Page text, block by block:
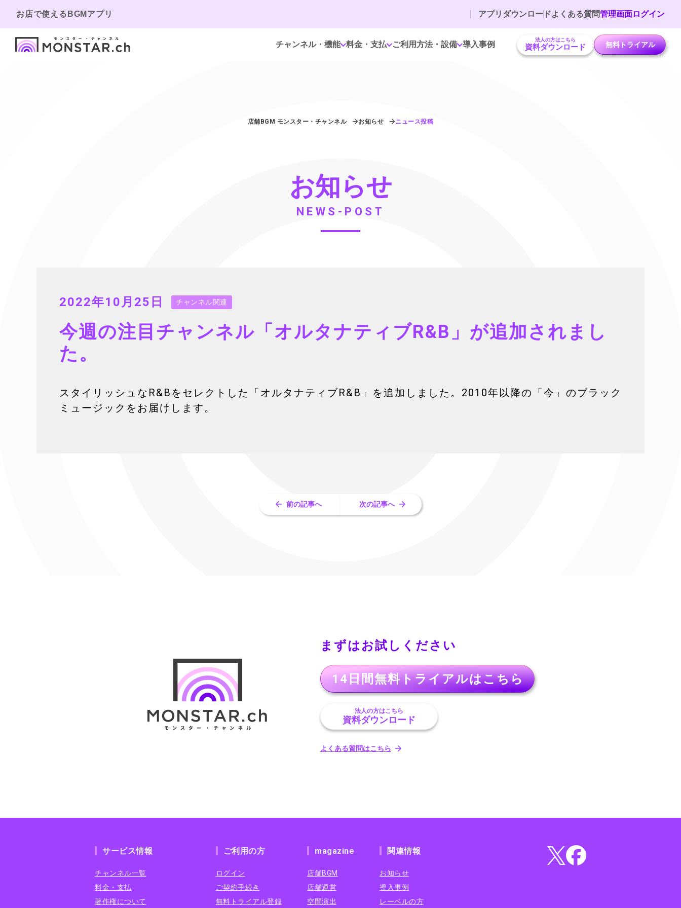
お店で使えるBGMアプリ アプリダウンロードよくある質問管理画面ログイン
チャンネル・機能 料金・支払 ご利用方法・設備 導入事例 法人の方はこちら
資料ダウンロード 無料トライアル
店舗BGM モンスター・チャンネル お知らせ ニュース投稿
お知らせ
NEWS-POST
2022年10月25日 チャンネル関連
今週の注目チャンネル「オルタナティブR&B」が追加されまし
た。
スタイリッシュなR&Bをセレクトした「オルタナティブR&B」を追加しました。2010年以降の「今」のブラック
ミュージックをお届けします。
前の記事へ 次の記事へ
まずはお試しください
14日間無料トライアルはこちら
法人の方はこちら
資料ダウンロード
よくある質問はこちら
サービス情報
チャンネル一覧
料金・支払
著作権について
ご利用の方
ログイン
ご契約手続き
無料トライアル登録
magazine
店舗BGM
店舗運営
空間演出
関連情報
お知らせ
導入事例
レーベルの方